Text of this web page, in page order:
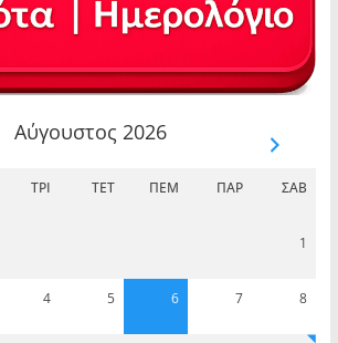
Αύγουστος 2026
ΤΡΊ ΤΕΤ ΠΈΜ ΠΑΡ ΣΆΒ
1
4 5 6 7 8